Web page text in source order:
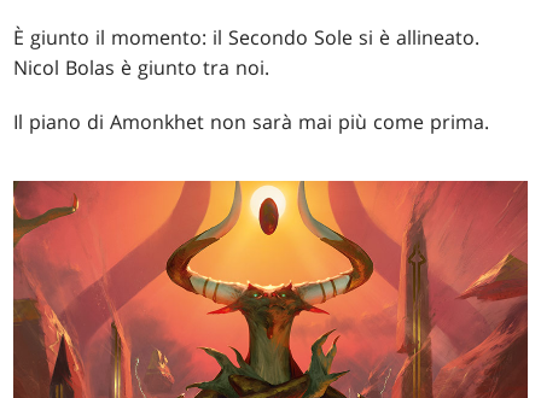
È giunto il momento: il Secondo Sole si è allineato.
Nicol Bolas è giunto tra noi.
Il piano di Amonkhet non sarà mai più come prima.